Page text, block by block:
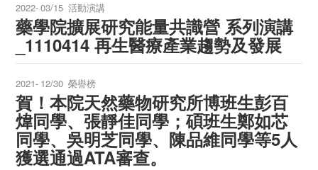
2022-03/15 活動演講
藥學院擴展研究能量共識營 系列演講
_1110414 再生醫療產業趨勢及發展
2021- 12/30 榮譽榜
賀！本院天然藥物研究所博班生彭百
煒同學、張靜佳同學；碩班生鄭如芯
同學、吳明芝同學、陳品維同學等5人
獲選通過ATA審查。